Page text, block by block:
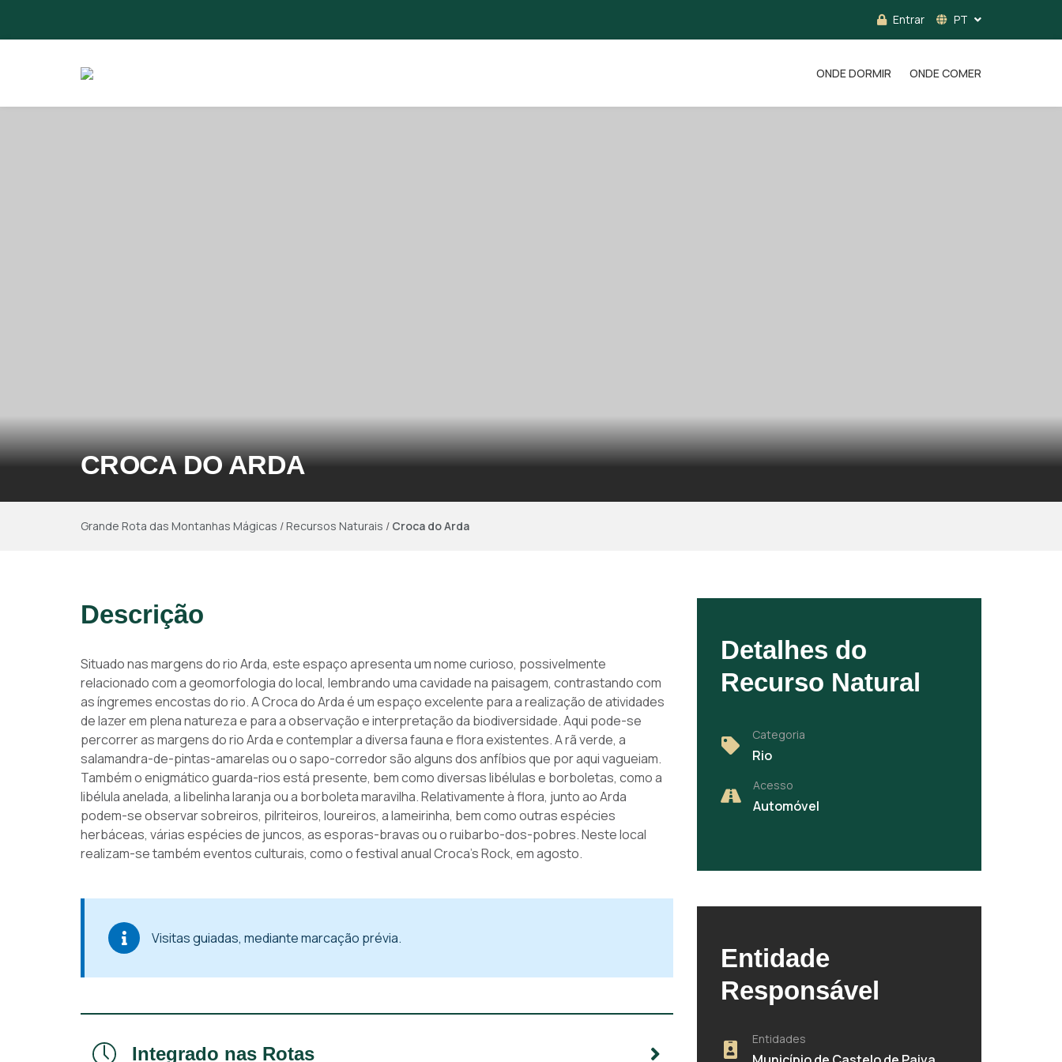
Entrar PT
ONDE DORMIR ONDE COMER
CROCA DO ARDA
Grande Rota das Montanhas Mágicas /Recursos Naturais / Croca do Arda
Descrição
Situado nas margens do rio Arda, este espaço apresenta um nome curioso, possivelmente
relacionado com a geomorfologia do local, lembrando uma cavidade na paisagem, contrastando com
as íngremes encostas do rio. A Croca do Arda é um espaço excelente para a realização de atividades
de lazer em plena natureza e para a observação e interpretação da biodiversidade. Aqui pode-se
percorrer as margens do rio Arda e contemplar a diversa fauna e flora existentes. A rã verde, a
salamandra-de-pintas-amarelas ou o sapo-corredor são alguns dos anfíbios que por aqui vagueiam.
Também o enigmático guarda-rios está presente, bem como diversas libélulas e borboletas, como a
libélula anelada, a libelinha laranja ou a borboleta maravilha. Relativamente à flora, junto ao Arda
podem-se observar sobreiros, pilriteiros, loureiros, a lameirinha, bem como outras espécies
herbáceas, várias espécies de juncos, as esporas-bravas ou o ruibarbo-dos-pobres. Neste local
realizam-se também eventos culturais, como o festival anual Croca’s Rock, em agosto.
Visitas guiadas, mediante marcação prévia.
Integrado nas Rotas
Detalhes do
Recurso Natural
Categoria
Rio
Acesso
Automóvel
Entidade
Responsável
Entidades